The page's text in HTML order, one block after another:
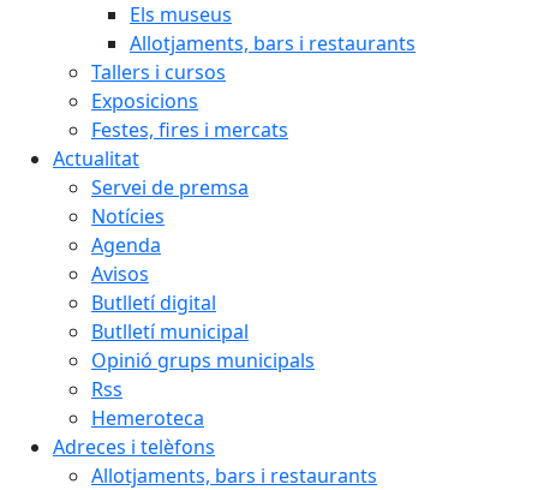
Els museus
Allotjaments, bars i restaurants
Tallers i cursos
Exposicions
Festes, fires i mercats
Actualitat
Servei de premsa
Notícies
Agenda
Avisos
Butlletí digital
Butlletí municipal
Opinió grups municipals
Rss
Hemeroteca
Adreces i telèfons
Allotjaments, bars i restaurants